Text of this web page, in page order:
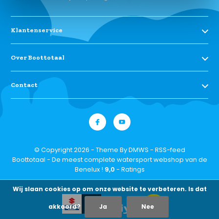
Klantenservice
Over Boottotaal
Contact
© Copyright 2026 - Theme ByDMWS - RSS-feed
Boottotaal - De meest complete watersport webshop van de
Benelux ! 9,0 - Ratings
Wij slaan cookies op om onze website te verbeteren. Is dat
akkoord? Ja Nee